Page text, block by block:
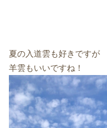
夏の入道雲も好きですが
羊雲もいいですね！